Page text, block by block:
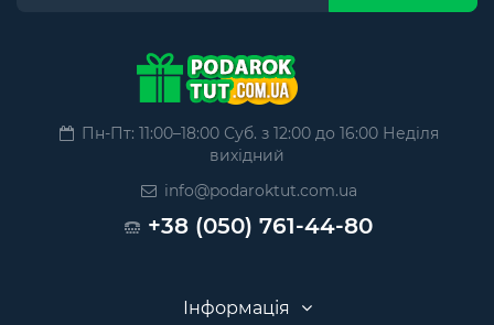
Пн-Пт: 11:00–18:00 Суб. з 12:00 до 16:00 Неділя
вихідний
info@podaroktut.com.ua
+38 (050) 761-44-80
Інформація